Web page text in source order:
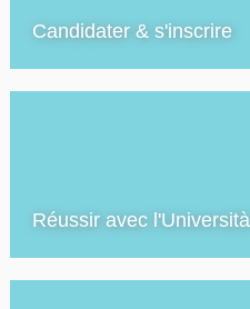
Candidater & s'inscrire
Réussir avec l'Università